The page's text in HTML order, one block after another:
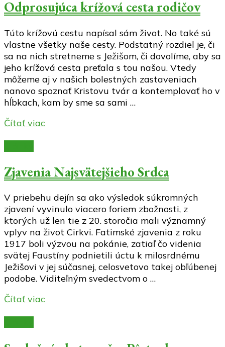
Odprosujúca krížová cesta rodičov
Túto krížovú cestu napísal sám život. No také sú
vlastne všetky naše cesty. Podstatný rozdiel je, či
sa na nich stretneme s Ježišom, či dovolíme, aby sa
jeho krížová cesta preťala s tou našou. Vtedy
môžeme aj v našich bolestných zastaveniach
nanovo spoznať Kristovu tvár a kontemplovať ho v
hĺbkach, kam by sme sa sami …
Čítať viac
Zjavenia Najsvätejšieho Srdca
V priebehu dejín sa ako výsledok súkromných
zjavení vyvinulo viacero foriem zbožnosti, z
ktorých už len tie z 20. storočia mali významný
vplyv na život Cirkvi. Fatimské zjavenia z roku
1917 boli výzvou na pokánie, zatiaľ čo videnia
svätej Faustíny podnietili úctu k milosrdnému
Ježišovi v jej súčasnej, celosvetovo takej obľúbenej
podobe. Viditeľným svedectvom o …
Čítať viac